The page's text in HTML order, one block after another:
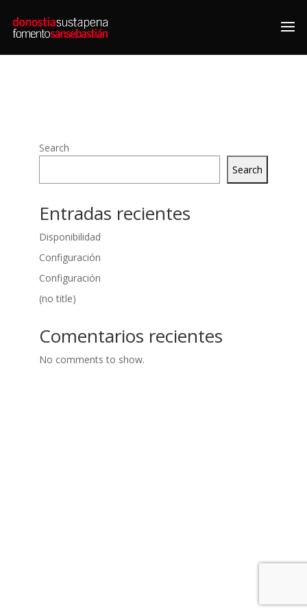
Search
Search
Entradas recientes
Disponibilidad
Configuración
Configuración
(no title)
Comentarios recientes
No comments to show.